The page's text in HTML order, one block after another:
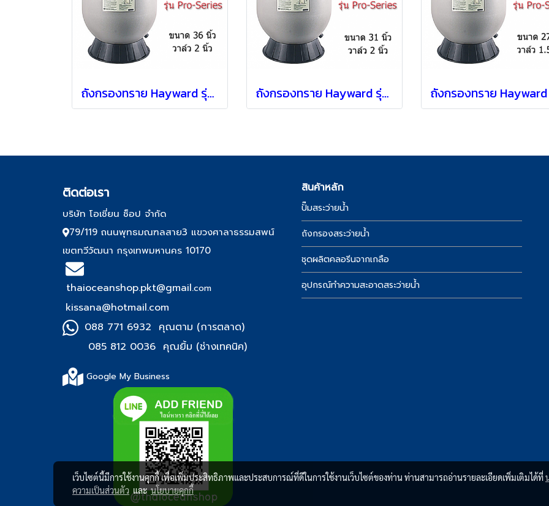
ถังกรองทราย Hayward รุ่น S360T2 แบบ Top mount [ 36" ] ถังกรองทราย Hayward รุ่น S310T2 แบบ Top mount [ 31" ]
ติดต่อเรา
บริษัท โอเชี่ยน ช็อป จำกัด
79/119 ถนนพุทธมณฑลสาย3 แขวงศาลาธรรมสพน์
เขตทวีวัฒนา กรุงเทพมหานคร 10170
thaioceanshop.pkt@gmail.com
kissana@hotmail.com
088 771 6932 คุณตาม (การตลาด)
085 812 0036 คุณยิ้ม (ช่างเทคนิค)
Google My Business
สินค้าหลัก
ปั๊มสระว่ายน้ำ
ถังกรองสระว่ายน้ำ
ชุดผลิตคลอรีนจากเกลือ
อุปกรณ์ทำความสะอาดสระว่ายน้ำ
เว็บไซต์นี้มีการใช้งานคุกกี้ เพื่อเพิ่มประสิทธิภาพและประสบการณ์ที่ดีในการใช้งานเว็บไซต์ของท่าน ท่านสามารถอ่านรายละเอียดเพิ่มเติมได้ที่
ความเป็นส่วนตัว และนโยบายคุกกี้